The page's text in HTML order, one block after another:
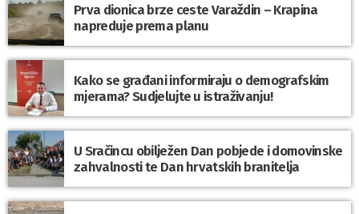
Prva dionica brze ceste Varaždin – Krapina
napreduje prema planu
Kako se građani informiraju o demografskim
mjerama? Sudjelujte u istraživanju!
U Sračincu obilježen Dan pobjede i domovinske
zahvalnosti te Dan hrvatskih branitelja